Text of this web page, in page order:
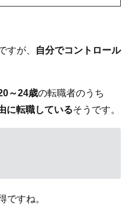
すが、
自分でコントロール
～24歳の転職者のうち
に転職しているそうです。
ですね。